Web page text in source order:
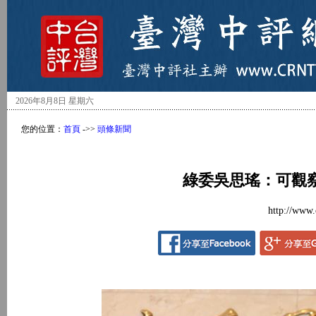
2026年8月8日 星期六
您的位置： 首頁 ->> 頭條新聞
綠委吳思瑤：可觀
http://